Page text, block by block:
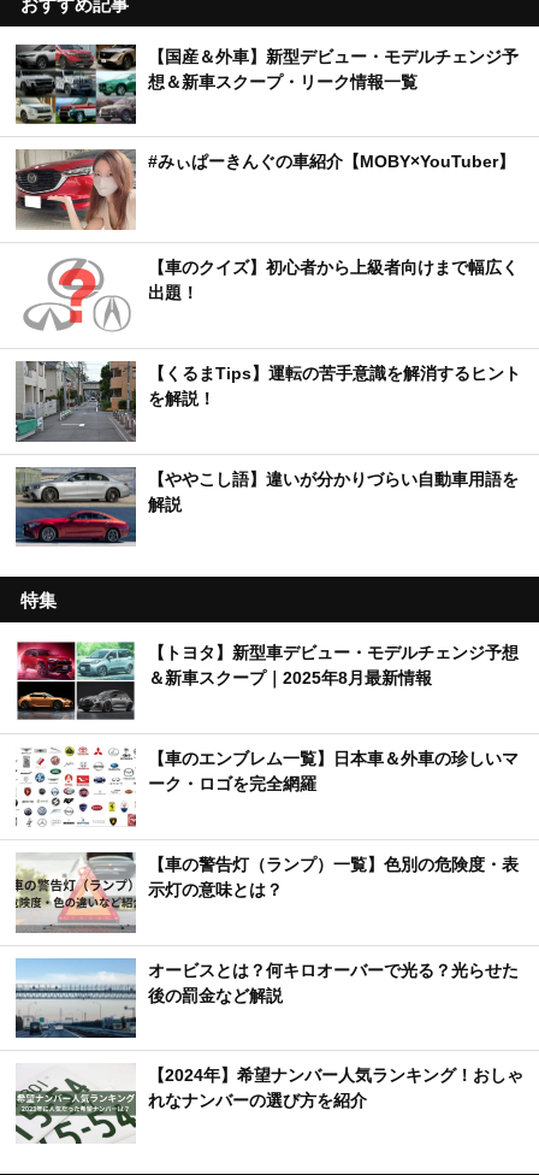
【国産＆外車】新型デビュー・モデルチェンジ予
想＆新車スクープ・リーク情報一覧
#みぃぱーきんぐの車紹介【MOBY×YouTuber】
【車のクイズ】初心者から上級者向けまで幅広く
出題！
【くるまTips】運転の苦手意識を解消するヒント
を解説！
【ややこし語】違いが分かりづらい自動車用語を
解説
特集
【トヨタ】新型車デビュー・モデルチェンジ予想
＆新車スクープ｜2025年8月最新情報
【車のエンブレム一覧】日本車＆外車の珍しいマ
ーク・ロゴを完全網羅
【車の警告灯（ランプ）一覧】色別の危険度・表
示灯の意味とは？
オービスとは？何キロオーバーで光る？光らせた
後の罰金など解説
【2024年】希望ナンバー人気ランキング！おしゃ
れなナンバーの選び方を紹介